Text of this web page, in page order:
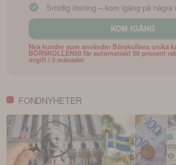
Smidig lösning – kom igång på några
KOM IGÅNG
Nya kunder som använder Börskollens unika
BORSKOLLEN50 får automatiskt 50 procent
avgift i 3 månader
FONDNYHETER